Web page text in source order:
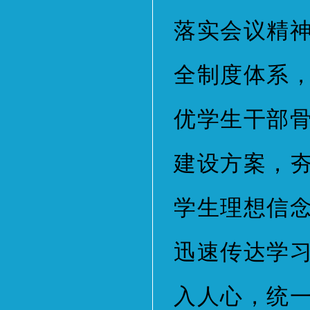
落实会议精
全制度体系
优学生干部
建设方案，
学生理想信
迅速传达学
入人心，统